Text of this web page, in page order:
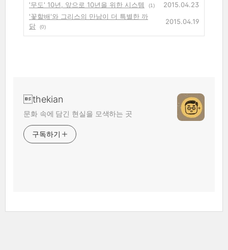
'무도' 10년, 앞으로 10년을 위한 시스템 (1)
2015.04.23
'꽃할배'와 그리스의 만남이 더 특별한 까
닭
(0)
2015.04.19
thekian
문화 속에 담긴 현실을 모색하는 곳
구독하기